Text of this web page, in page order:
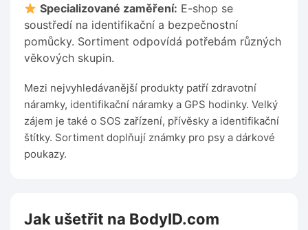
Specializované zaměření: E-shop se
soustředí na identifikační a bezpečnostní
pomůcky. Sortiment odpovídá potřebám různých
věkových skupin.
Mezi nejvyhledávanější produkty patří zdravotní
náramky, identifikační náramky a GPS hodinky. Velký
zájem je také o SOS zařízení, přívěsky a identifikační
štítky. Sortiment doplňují známky pro psy a dárkové
poukazy.
Jak ušetřit na BodyID.com